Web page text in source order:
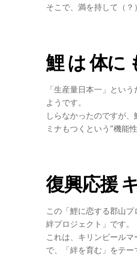
そこで、満を持して（？
鯉 は 体に
「生産量日本一」とい
ようです。
しらなかったのですが
ミナもつくという”機能
復興応援
この「鯉に恋する郡山
絆プロジェクト」です。
これは、キリンビール
で、「絆を育む」をテ